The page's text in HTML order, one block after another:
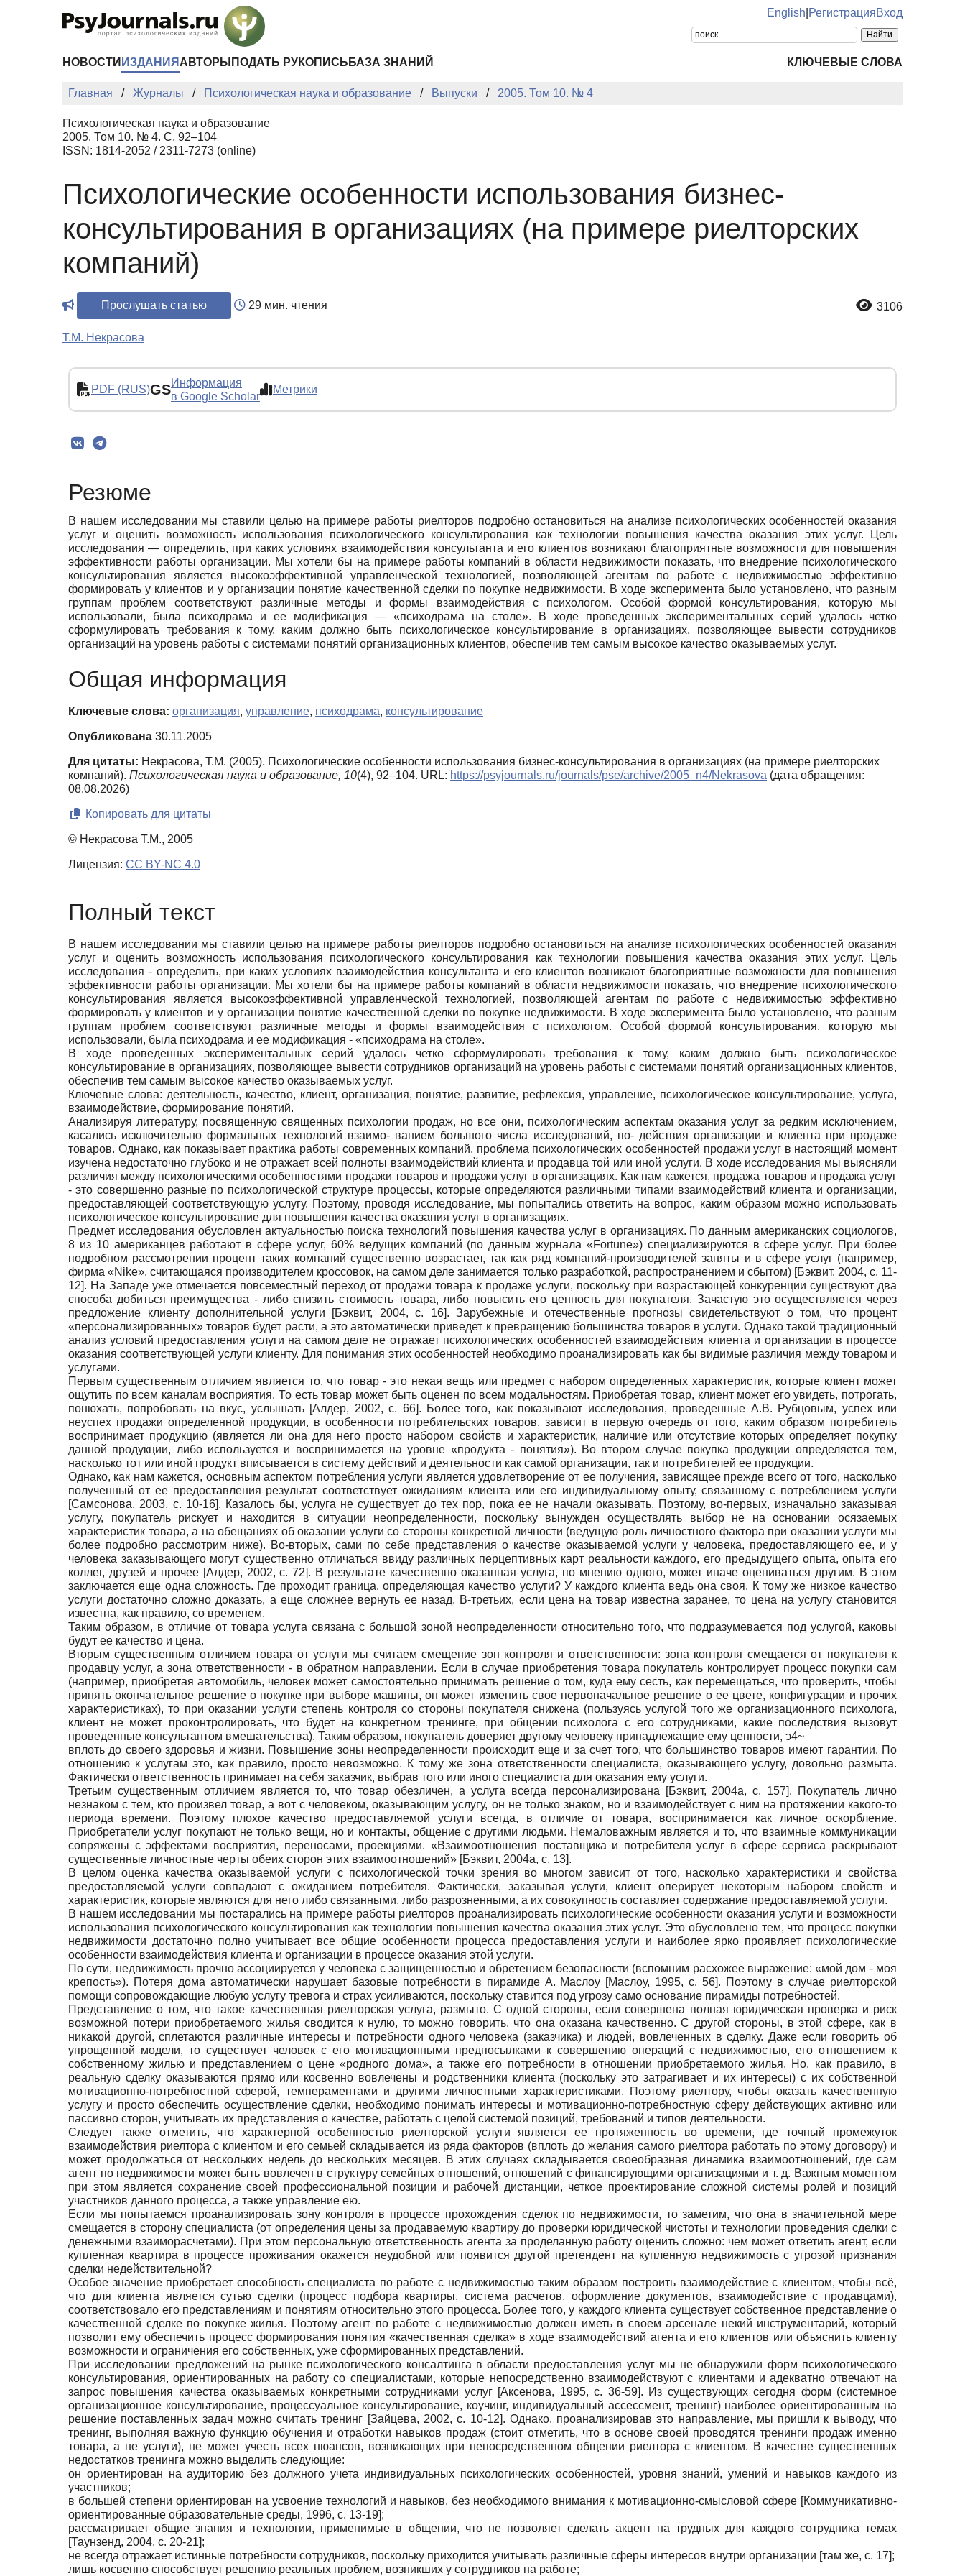
English РегистрацияВход
НОВОСТИ ИЗДАНИЯ АВТОРЫ ПОДАТЬ РУКОПИСЬ БАЗА ЗНАНИЙ КЛЮЧЕВЫЕ СЛОВА
Главная Журналы Психологическая наука и образование Выпуски 2005. Том 10. № 4
Психологическая наука и образование
2005. Том 10. № 4. С. 92–104
ISSN: 1814-2052 / 2311-7273 (online)
Психологические особенности использования бизнес-
консультирования в организациях (на примере риелторских
компаний)
Прослушать статью 29 мин. чтения 3106
Т.М. Некрасова
PDF (RUS)GSИнформация
в Google Scholar
Метрики
Резюме
В нашем исследовании мы ставили целью на примере работы риелторов подробно остановиться на анализе психологических особенностей оказания
услуг и оценить возможность использования психологического консультирования как технологии повышения качества оказания этих услуг. Цель
исследования — определить, при каких условиях взаимодействия консультанта и его клиентов возникают благоприятные возможности для повышения
эффективности работы организации. Мы хотели бы на примере работы компаний в области недвижимости показать, что внедрение психологического
консультирования является высокоэффективной управленческой технологией, позволяющей агентам по работе с недвижимостью эффективно
формировать у клиентов и у организации понятие качественной сделки по покупке недвижимости. В ходе эксперимента было установлено, что разным
группам проблем соответствуют различные методы и формы взаимодействия с психологом. Особой формой консультирования, которую мы
использовали, была психодрама и ее модификация — «психодрама на столе». В ходе проведенных экспериментальных серий удалось четко
сформулировать требования к тому, каким должно быть психологическое консультирование в организациях, позволяющее вывести сотрудников
организаций на уровень работы с системами понятий организационных клиентов, обеспечив тем самым высокое качество оказываемых услуг.
Общая информация
Ключевые слова: организация, управление, психодрама, консультирование
Опубликована 30.11.2005
Для цитаты: Некрасова, Т.М. (2005). Психологические особенности использования бизнес-консультирования в организациях (на примере риелторских
компаний). Психологическая наука и образование, 10(4), 92–104. URL: https://psyjournals.ru/journals/pse/archive/2005_n4/Nekrasova (дата обращения:
08.08.2026)
Копировать для цитаты
© Некрасова Т.М., 2005
Лицензия: CC BY-NC 4.0
Полный текст
В нашем исследовании мы ставили целью на примере работы риелторов подробно остановиться на анализе психологических особенностей оказания
услуг и оценить возможность использования психологического консультирования как технологии повышения качества оказания этих услуг. Цель
исследования - определить, при каких условиях взаимодействия консультанта и его клиентов возникают благоприятные возможности для повышения
эффективности работы организации. Мы хотели бы на примере работы компаний в области недвижимости показать, что внедрение психологического
консультирования является высокоэффективной управленческой технологией, позволяющей агентам по работе с недвижимостью эффективно
формировать у клиентов и у организации понятие качественной сделки по покупке недвижимости. В ходе эксперимента было установлено, что разным
группам проблем соответствуют различные методы и формы взаимодействия с психологом. Особой формой консультирования, которую мы
использовали, была психодрама и ее модификация - «психодрама на столе».
В ходе проведенных экспериментальных серий удалось четко сформулировать требования к тому, каким должно быть психологическое
консультирование в организациях, позволяющее вывести сотрудников организаций на уровень работы с системами понятий организационных клиентов,
обеспечив тем самым высокое качество оказываемых услуг.
Ключевые слова: деятельность, качество, клиент, организация, понятие, развитие, рефлексия, управление, психологическое консультирование, услуга,
взаимодействие, формирование понятий.
Анализируя литературу, посвященную священных психологии продаж, но все они, психологическим аспектам оказания услуг за редким исключением,
касались исключительно формальных технологий взаимо- ванием большого числа исследований, по- действия организации и клиента при продаже
товаров. Однако, как показывает практика работы современных компаний, проблема психологических особенностей продажи услуг в настоящий момент
изучена недостаточно глубоко и не отражает всей полноты взаимодействий клиента и продавца той или иной услуги. В ходе исследования мы выясняли
различия между психологическими особенностями продажи товаров и продажи услуг в организациях. Как нам кажется, продажа товаров и продажа услуг
- это совершенно разные по психологической структуре процессы, которые определяются различными типами взаимодействий клиента и организации,
предоставляющей соответствующую услугу. Поэтому, проводя исследование, мы попытались ответить на вопрос, каким образом можно использовать
психологическое консультирование для повышения качества оказания услуг в организациях.
Предмет исследования обусловлен актуальностью поиска технологий повышения качества услуг в организациях. По данным американских социологов,
8 из 10 американцев работают в сфере услуг, 60% ведущих компаний (по данным журнала «Fortune») специализируются в сфере услуг. При более
подробном рассмотрении процент таких компаний существенно возрастает, так как ряд компаний-производителей заняты и в сфере услуг (например,
фирма «Nike», считающаяся производителем кроссовок, на самом деле занимается только разработкой, распространением и сбытом) [Бэквит, 2004, с. 11-
12]. На Западе уже отмечается повсеместный переход от продажи товара к продаже услуги, поскольку при возрастающей конкуренции существуют два
способа добиться преимущества - либо снизить стоимость товара, либо повысить его ценность для покупателя. Зачастую это осуществляется через
предложение клиенту дополнительной услуги
[Бэквит, 2004, с. 16]. Зарубежные и отечественные прогнозы свидетельствуют о том, что процент
«персонализированных» товаров будет расти, а это автоматически приведет к превращению большинства товаров в услуги. Однако такой традиционный
анализ условий предоставления услуги на самом деле не отражает психологических особенностей взаимодействия клиента и организации в процессе
оказания соответствующей услуги клиенту. Для понимания этих особенностей необходимо проанализировать как бы видимые различия между товаром и
услугами.
Первым существенным отличием является то, что товар - это некая вещь или предмет с набором определенных характеристик, которые клиент может
ощутить по всем каналам восприятия. То есть товар может быть оценен по всем модальностям. Приобретая товар, клиент может его увидеть, потрогать,
понюхать, попробовать на вкус, услышать [Алдер, 2002, с. 66]. Более того, как показывают исследования, проведенные А.В. Рубцовым, успех или
неуспех продажи определенной продукции, в особенности потребительских товаров, зависит в первую очередь от того, каким образом потребитель
воспринимает продукцию (является ли она для него просто набором свойств и характеристик, наличие или отсутствие которых определяет покупку
данной продукции, либо используется и воспринимается на уровне «продукта - понятия»). Во втором случае покупка продукции определяется тем,
насколько тот или иной продукт вписывается в систему действий и деятельности как самой организации, так и потребителей ее продукции.
Однако, как нам кажется, основным аспектом потребления услуги является удовлетворение от ее получения, зависящее прежде всего от того, насколько
полученный от ее предоставления результат соответствует ожиданиям клиента или его индивидуальному опыту, связанному с потреблением услуги
[Самсонова, 2003, с. 10-16]. Казалось бы, услуга не существует до тех пор, пока ее не начали оказывать. Поэтому, во-первых, изначально заказывая
услугу, покупатель рискует и находится в ситуации неопределенности, поскольку вынужден осуществлять выбор не на основании осязаемых
характеристик товара, а на обещаниях об оказании услуги со стороны конкретной личности (ведущую роль личностного фактора при оказании услуги мы
более подробно рассмотрим ниже). Во-вторых, сами по себе представления о качестве оказываемой услуги у человека, предоставляющего ее, и у
человека заказывающего могут существенно отличаться ввиду различных перцептивных карт реальности каждого, его предыдущего опыта, опыта его
коллег, друзей и прочее [Алдер, 2002, с. 72]. В результате качественно оказанная услуга, по мнению одного, может иначе оцениваться другим. В этом
заключается еще одна сложность. Где проходит граница, определяющая качество услуги? У каждого клиента ведь она своя. К тому же низкое качество
услуги достаточно сложно доказать, а еще сложнее вернуть ее назад. В-третьих, если цена на товар известна заранее, то цена на услугу становится
известна, как правило, со временем.
Таким образом, в отличие от товара услуга связана с большой зоной неопределенности относительно того, что подразумевается под услугой, каковы
будут ее качество и цена.
Вторым существенным отличием товара от услуги мы считаем смещение зон контроля и ответственности: зона контроля смещается от покупателя к
продавцу услуг, а зона ответственности - в обратном направлении. Если в случае приобретения товара покупатель контролирует процесс покупки сам
(например, приобретая автомобиль, человек может самостоятельно принимать решение о том, куда ему сесть, как перемещаться, что проверить, чтобы
принять окончательное решение о покупке при выборе машины, он может изменить свое первоначальное решение о ее цвете, конфигурации и прочих
характеристиках), то при оказании услуги степень контроля со стороны покупателя снижена (пользуясь услугой того же организационного психолога,
клиент не может проконтролировать, что будет на конкретном тренинге, при общении психолога с его сотрудниками, какие последствия вызовут
проведенные консультантом вмешательства). Таким образом, покупатель доверяет другому человеку принадлежащие ему ценности, э4~
вплоть до своего здоровья и жизни. Повышение зоны неопределенности происходит еще и за счет того, что большинство товаров имеют гарантии. По
отношению к услугам это, как правило, просто невозможно. К тому же зона ответственности специалиста, оказывающего услугу, довольно размыта.
Фактически ответственность принимает на себя заказчик, выбрав того или иного специалиста для оказания ему услуги.
Третьим существенным отличием является то, что товар обезличен, а услуга всегда персонализирована
[Бэквит, 2004а, с. 157]. Покупатель лично
незнаком с тем, кто произвел товар, а вот с человеком, оказывающим услугу, он не только знаком, но и взаимодействует с ним на протяжении какого-то
периода времени. Поэтому плохое качество предоставляемой услуги всегда, в отличие от товара, воспринимается как личное оскорбление.
Приобретатели услуг покупают не только вещи, но и контакты, общение с другими людьми. Немаловажным является и то, что взаимные коммуникации
сопряжены с эффектами восприятия, переносами, проекциями. «Взаимоотношения поставщика и потребителя услуг в сфере сервиса раскрывают
существенные личностные черты обеих сторон этих взаимоотношений» [Бэквит, 2004а, с. 13].
В целом оценка качества оказываемой услуги с психологической точки зрения во многом зависит от того, насколько характеристики и свойства
предоставляемой услуги совпадают с ожиданием потребителя. Фактически, заказывая услуги, клиент оперирует некоторым набором свойств и
характеристик, которые являются для него либо связанными, либо разрозненными, а их совокупность составляет содержание предоставляемой услуги.
В нашем исследовании мы постарались на примере работы риелторов проанализировать психологические особенности оказания услуги и возможности
использования психологического консультирования как технологии повышения качества оказания этих услуг. Это обусловлено тем, что процесс покупки
недвижимости достаточно полно учитывает все общие особенности процесса предоставления услуги и наиболее ярко проявляет психологические
особенности взаимодействия клиента и организации в процессе оказания этой услуги.
По сути, недвижимость прочно ассоциируется у человека с защищенностью и обретением безопасности (вспомним расхожее выражение: «мой дом - моя
крепость»). Потеря дома автоматически нарушает базовые потребности в пирамиде А. Маслоу [Маслоу, 1995, с. 56]. Поэтому в случае риелторской
помощи сопровождающие любую услугу тревога и страх усиливаются, поскольку ставится под угрозу само основание пирамиды потребностей.
Представление о том, что такое качественная риелторская услуга, размыто. С одной стороны, если совершена полная юридическая проверка и риск
возможной потери приобретаемого жилья сводится к нулю, то можно говорить, что она оказана качественно. С другой стороны, в этой сфере, как в
никакой другой, сплетаются различные интересы и потребности одного человека (заказчика) и людей, вовлеченных в сделку. Даже если говорить об
упрощенной модели, то существует человек с его мотивационными предпосылками к совершению операций с недвижимостью, его отношением к
собственному жилью и представлением о цене «родного дома», а также его потребности в отношении приобретаемого жилья. Но, как правило, в
реальную сделку оказываются прямо или косвенно вовлечены и родственники клиента (поскольку это затрагивает и их интересы) с их собственной
мотивационно-потребностной сферой, темпераментами и другими личностными характеристиками. Поэтому риелтору, чтобы оказать качественную
услугу и просто обеспечить осуществление сделки, необходимо понимать интересы и мотивационно-потребностную сферу действующих активно или
пассивно сторон, учитывать их представления о качестве, работать с целой системой позиций, требований и типов деятельности.
Следует также отметить, что характерной особенностью риелторской услуги является ее протяженность во времени, где точный промежуток
взаимодействия риелтора с клиентом и его семьей складывается из ряда факторов (вплоть до желания самого риелтора работать по этому договору) и
может продолжаться от нескольких недель до нескольких месяцев. В этих случаях складывается своеобразная динамика взаимоотношений, где сам
агент по недвижимости может быть вовлечен в структуру семейных отношений, отношений с финансирующими организациями и т. д. Важным моментом
при этом является сохранение своей профессиональной позиции и рабочей дистанции, четкое проектирование сложной системы ролей и позиций
участников данного процесса, а также управление ею.
Если мы попытаемся проанализировать зону контроля в процессе прохождения сделок по недвижимости, то заметим, что она в значительной мере
смещается в сторону специалиста (от определения цены за продаваемую квартиру до проверки юридической чистоты и технологии проведения сделки с
денежными взаиморасчетами). При этом персональную ответственность агента за проделанную работу оценить сложно: чем может ответить агент, если
купленная квартира в процессе проживания окажется неудобной или появится другой претендент на купленную недвижимость с угрозой признания
сделки недействительной?
Особое значение приобретает способность специалиста по работе с недвижимостью таким образом построить взаимодействие с клиентом, чтобы всё,
что для клиента является сутью сделки (процесс подбора квартиры, система расчетов, оформление документов, взаимодействие с продавцами),
соответствовало его представлениям и понятиям относительно этого процесса. Более того, у каждого клиента существует собственное представление о
качественной сделке по покупке жилья. Поэтому агент по работе с недвижимостью должен иметь в своем арсенале некий инструментарий, который
позволит ему обеспечить процесс формирования понятия «качественная сделка» в ходе взаимодействий агента и его клиентов или объяснить клиенту
возможности и ограничения его собственных, уже сформированных представлений.
При исследовании предложений на рынке психологического консалтинга в области предоставления услуг мы не обнаружили форм психологического
консультирования, ориентированных на работу со специалистами, которые непосредственно взаимодействуют с клиентами и адекватно отвечают на
запрос повышения качества оказываемых конкретными сотрудниками услуг [Аксенова, 1995, с. 36-59]. Из существующих сегодня форм (системное
организационное консультирование, процессуальное консультирование, коучинг, индивидуальный ассессмент, тренинг) наиболее ориентированным на
решение поставленных задач можно считать тренинг [Зайцева, 2002, с. 10-12]. Однако, проанализировав это направление, мы пришли к выводу, что
тренинг, выполняя важную функцию обучения и отработки навыков продаж (стоит отметить, что в основе своей проводятся тренинги продаж именно
товара, а не услуги), не может учесть всех нюансов, возникающих при непосредственном общении риелтора с клиентом. В качестве существенных
недостатков тренинга можно выделить следующие:
он ориентирован на аудиторию без должного учета индивидуальных психологических особенностей, уровня знаний, умений и навыков каждого из
участников;
в большей степени ориентирован на усвоение технологий и навыков, без необходимого внимания к мотивационно-смысловой сфере [Коммуникативно-
ориентированные образовательные среды, 1996, с. 13-19];
рассматривает общие знания и технологии, применимые в общении, что не позволяет сделать акцент на трудных для каждого сотрудника темах
[Таунзенд, 2004, с. 20-21];
не всегда отражает истинные потребности сотрудников, поскольку приходится учитывать различные сферы интересов внутри организации [там же, с. 17];
лишь косвенно способствует решению реальных проблем, возникших у сотрудников на работе;